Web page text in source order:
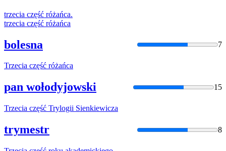
trzecia część różańca.
trzecia część różańca
bolesna 7
Trzecia część różańca
pan wołodyjowski 15
Trzecia część Trylogii Sienkiewicza
trymestr 8